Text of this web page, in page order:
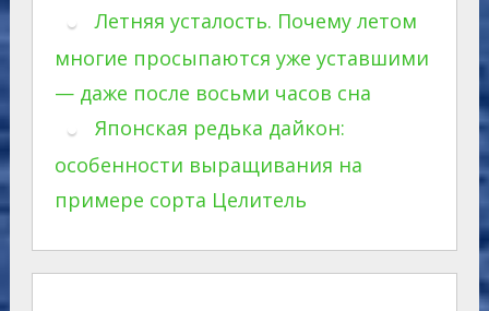
Летняя усталость. Почему летом
многие просыпаются уже уставшими
— даже после восьми часов сна
Японская редька дайкон:
особенности выращивания на
примере сорта Целитель